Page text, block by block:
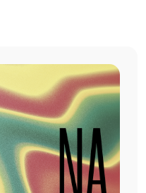
Polskiego